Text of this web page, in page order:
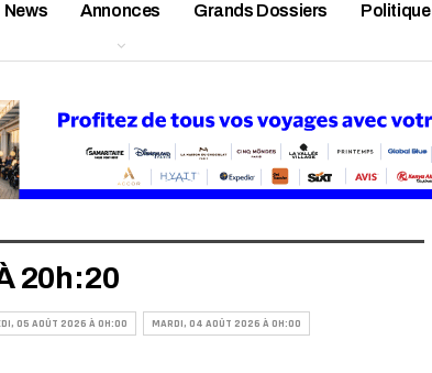
News Annonces Grands Dossiers Politique
Publireportage Région
20h:20
05 AOÛT 2026 À 0H:00 MARDI, 04 AOÛT 2026 À 0H:00